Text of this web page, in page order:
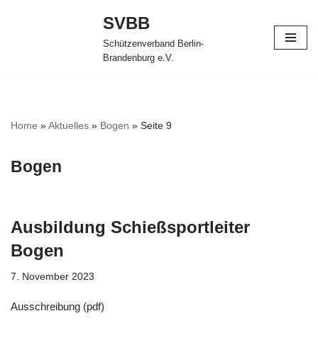
SVBB
Schützenverband Berlin-
Brandenburg e.V.
Home »Aktuelles » Bogen » Seite 9
Bogen
Ausbildung Schießsportleiter
Bogen
7. November 2023
Ausschreibung (pdf)